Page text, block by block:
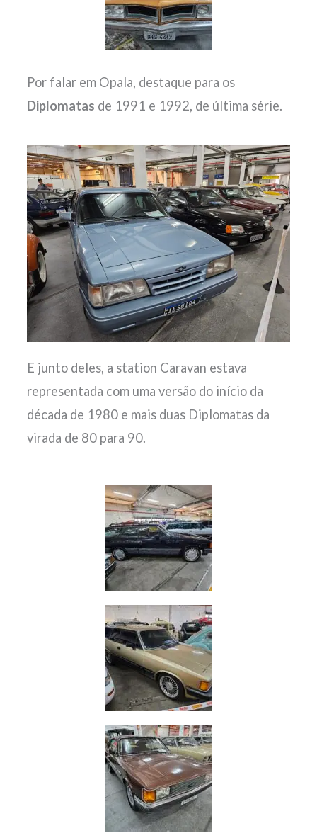
Por falar em Opala, destaque para os
Diplomatas de 1991 e 1992, de última série.
E junto deles, a station Caravan estava
representada com uma versão do início da
década de 1980 e mais duas Diplomatas da
virada de 80 para 90.